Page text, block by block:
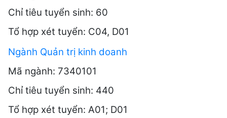
Chỉ tiêu tuyển sinh: 60
Tổ hợp xét tuyển: C04, D01
Ngành Quản trị kinh doanh
Mã ngành: 7340101
Chỉ tiêu tuyển sinh: 440
Tổ hợp xét tuyển: A01; D01